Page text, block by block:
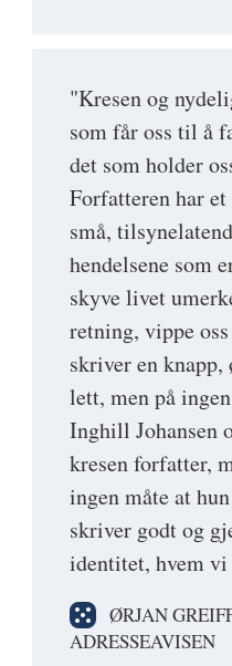
"Kresen og
som får oss til å
det som holder
Forfatteren har
små,
hendelsene som
skyve livet
retning, vippe
skriver en
lett, men på
Inghill Johansen
kresen forfatter,
ingen måte at
skriver godt og
identitet, hvem
ØRJAN
ADRESSEAVISEN